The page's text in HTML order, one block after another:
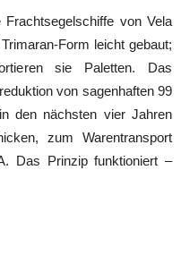
von Vela
Form leicht gebaut;
sie Paletten. Das
von sagenhaften 99
den nächsten vier Jahren
zum Warentransport
Das Prinzip funktioniert –